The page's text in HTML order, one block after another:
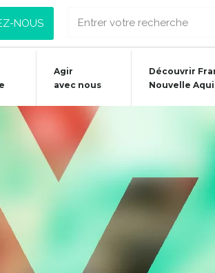
NOUS
Agir
avec nous
Découvrir
Nouvelle